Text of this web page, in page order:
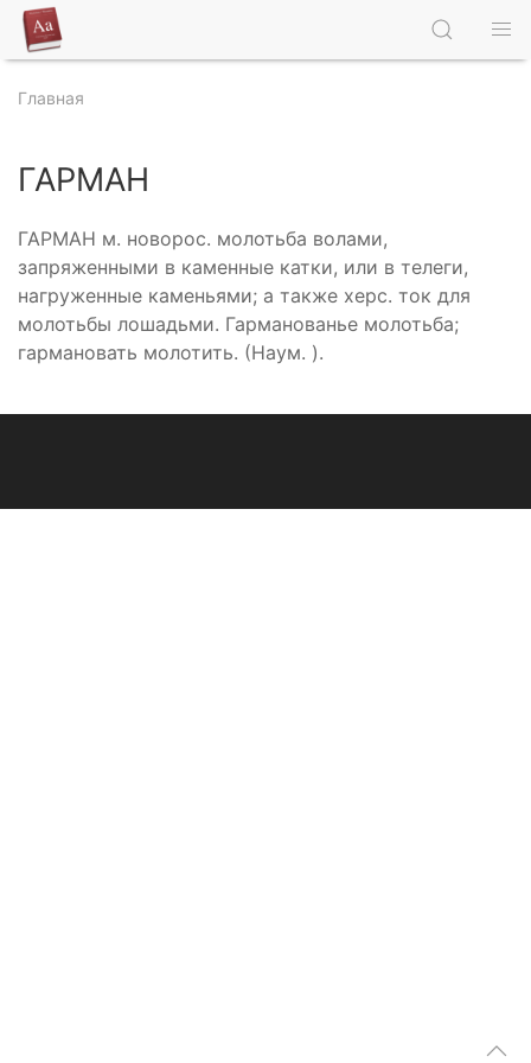
Главная
ГАРМАН
ГАРМАН м. новорос. молотьба волами,
запряженными в каменные катки, или в телеги,
нагруженные каменьями; а также херс. ток для
молотьбы лошадьми. Гарманованье молотьба;
гармановать молотить. (Наум. ).